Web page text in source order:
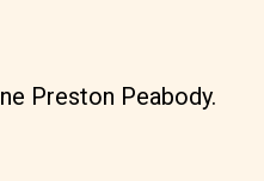
Preston Peabody.